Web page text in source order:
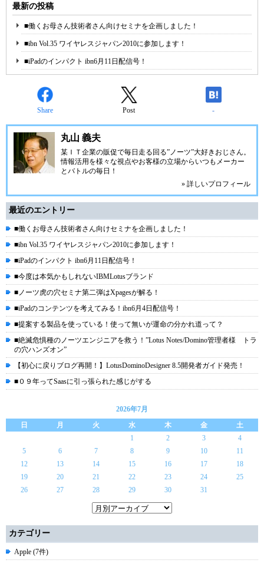
最新の投稿
■働くお母さん技術者さん向けセミナを企画しました！
■ibn Vol.35 ワイヤレスジャパン2010に参加します！
■iPadのインパクト ibn6月11日配信号！
Share Post -
丸山 義夫
某ＩＴ企業の販促で毎日走る回る”ノーツ”大好きおじさん。
情報活用を様々な視点やお客様の立場からいつもメーカー
とバトルの毎日！
» 詳しいプロフィール
最近のエントリー
■働くお母さん技術者さん向けセミナを企画しました！
■ibn Vol.35 ワイヤレスジャパン2010に参加します！
■iPadのインパクト ibn6月11日配信号！
■今度は本気かもしれないIBMLotusブランド
■ノーツ虎の穴セミナ第二弾はXpagesが解る！
■iPadのコンテンツを考えてみる！ibn6月4日配信号！
■提案する製品を使っている！使って無いが運命の分かれ道って？
■絶滅危惧種のノーツエンジニアを救う！”Lotus Notes/Domino管理者様 トラ
の穴ハンズオン”
【初心に戻りブログ再開！】LotusDominoDesigner 8.5開発者ガイド発売！
■０９年ってSaasに引っ張られた感じがする
2026年7月
日
月 火 水 木 金
土
1
2 3
4
5
6 7 8 9 10
11
12
13 14 15 16 17
18
19
20 21 22 23 24
25
26
27 28 29 30 31
カテゴリー
Apple (7件)